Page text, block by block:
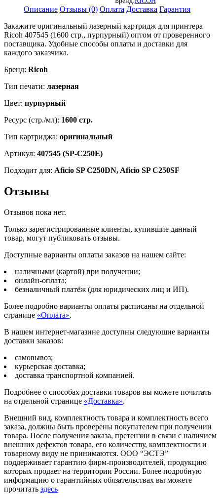
SP
C250SF,
1600
страниц,
Описание Отзывы (0) Оплата Доставка Гарантия
Закажите оригинальный лазерный картридж для принтера
Ricoh 407545 (1600 стр., пурпурный) оптом от проверенного
поставщика. Удобные способы оплаты и доставки для
каждого заказчика.
Бренд: Ricoh
Тип печати: лазерная
Цвет: пурпурный
Ресурс (стр./мл): 1600 стр.
Тип картриджа: оригинальный
Артикул: 407545 (SP-C250E)
Подходит для: Aficio SP C250DN, Aficio SP C250SF
Отзывы
Отзывов пока нет.
Только зарегистрированные клиенты, купившие данный
товар, могут публиковать отзывы.
Доступные варианты оплаты заказов на нашем сайте:
наличными (картой) при получении;
онлайн-оплата;
безналичный платёж (для юридических лиц и ИП).
Более подробно варианты оплаты расписаны на отдельной
странице «Оплата».
В нашем интернет-магазине доступны следующие варианты
доставки заказов:
самовывоз;
курьерская доставка;
доставка транспортной компанией.
Подробнее о способах доставки товаров вы можете почитать
на отдельной странице «Доставка».
Внешний вид, комплектность товара и комплектность всего
заказа, должны быть проверены покупателем при получении
товара. После получения заказа, претензии в связи с наличием
внешних дефектов товара, его количеству, комплектности и
товарному виду не принимаются. ООО “ЭСТЭ”
поддерживает гарантию фирм-производителей, продукцию
которых продает на территории России. Более подробную
информацию о гарантийных обязательствах вы можете
прочитать здесь